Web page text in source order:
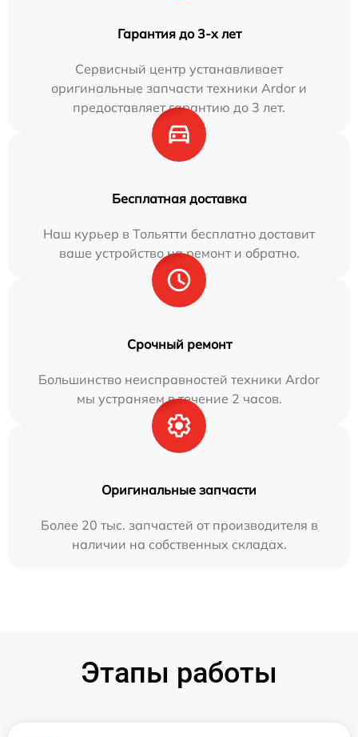
Гарантия до 3-х лет
Сервисный центр устанавливает
оригинальные запчасти техники Ardor и
предоставляет гарантию до 3 лет.
Бесплатная доставка
Наш курьер в Тольятти бесплатно доставит
ваше устройство на ремонт и обратно.
Срочный ремонт
Большинство неисправностей техники Ardor
мы устраняем в течение 2 часов.
Оригинальные запчасти
Более 20 тыс. запчастей от производителя в
наличии на собственных складах.
Этапы работы